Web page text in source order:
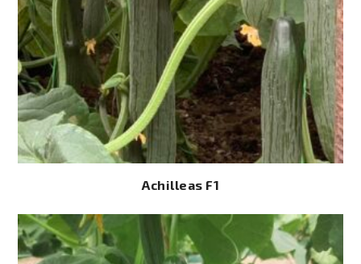
Achilleas F1